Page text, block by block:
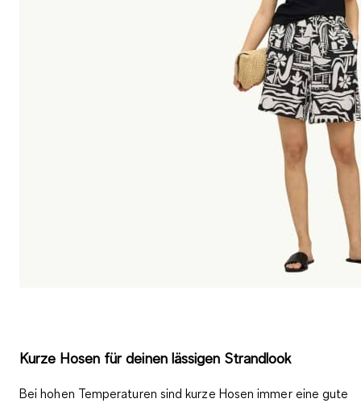
Kurze Hosen für deinen lässigen Strandlook
Bei hohen Temperaturen sindkurze Hosen immer eine gute